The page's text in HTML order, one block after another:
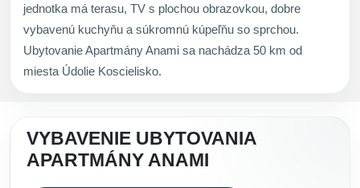
jednotka má terasu, TV s plochou obrazovkou, dobre
vybavenú kuchyňu a súkromnú kúpeľňu so sprchou.
Ubytovanie Apartmány Anami sa nachádza 50 km od
miesta Údolie Koscielisko.
VYBAVENIE UBYTOVANIA
APARTMÁNY ANAMI